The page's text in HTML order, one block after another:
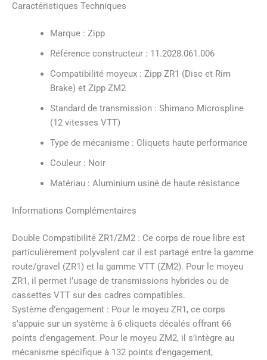
Caractéristiques Techniques
Marque : Zipp
Référence constructeur : 11.2028.061.006
Compatibilité moyeux : Zipp ZR1 (Disc et Rim
Brake) et Zipp ZM2
Standard de transmission : Shimano Microspline
(12 vitesses VTT)
Type de mécanisme : Cliquets haute performance
Couleur : Noir
Matériau : Aluminium usiné de haute résistance
Informations Complémentaires
Double Compatibilité ZR1/ZM2 : Ce corps de roue libre est
particulièrement polyvalent car il est partagé entre la gamme
route/gravel (ZR1) et la gamme VTT (ZM2). Pour le moyeu
ZR1, il permet l’usage de transmissions hybrides ou de
cassettes VTT sur des cadres compatibles.
Système d’engagement : Pour le moyeu ZR1, ce corps
s’appuie sur un système à 6 cliquets décalés offrant 66
points d’engagement. Pour le moyeu ZM2, il s’intègre au
mécanisme spécifique à 132 points d’engagement,